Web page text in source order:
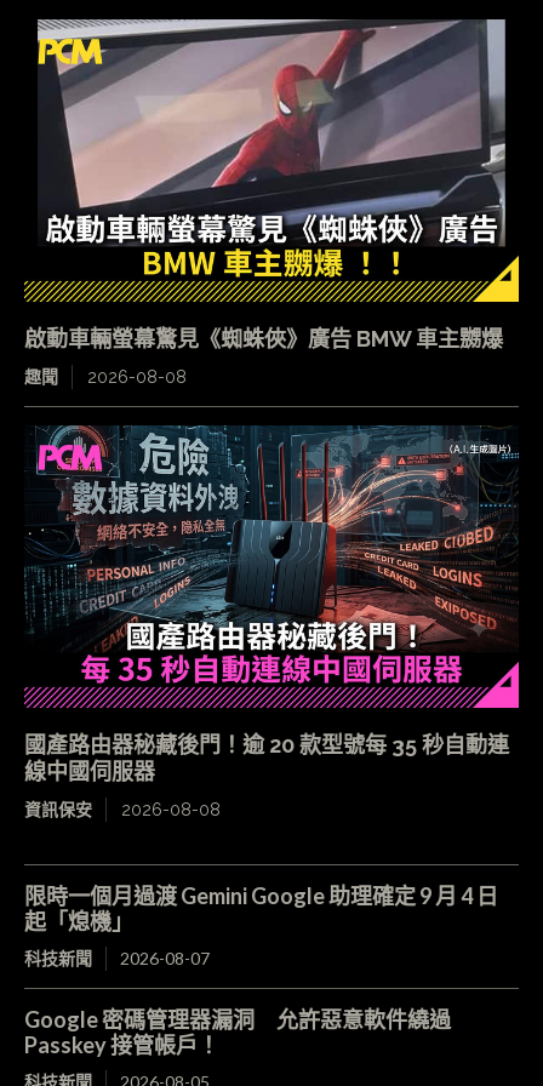
啟動車輛螢幕驚見《蜘蛛俠》廣告 BMW 車主嬲爆
趣聞 2026-08-08
國產路由器秘藏後門！逾 20 款型號每 35 秒自動連
線中國伺服器
資訊保安 2026-08-08
限時一個月過渡 Gemini Google 助理確定 9 月 4 日
起「熄機」
科技新聞 2026-08-07
Google 密碼管理器漏洞 允許惡意軟件繞過
Passkey 接管帳戶！
科技新聞 2026-08-05